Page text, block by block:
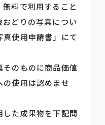
料で利用すること
どりの写真につい
使用申請書」にて
のものに商品価値
の使用は認めませ
た成果物を下記問